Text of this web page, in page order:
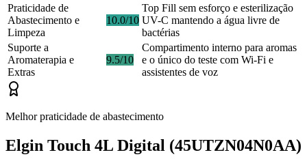
Praticidade de
Abastecimento e
Limpeza
10.0/10
Top Fill sem esforço e esterilização
UV-C mantendo a água livre de
bactérias
Suporte a
Aromaterapia e
Extras
9.5/10
Compartimento interno para aromas
e o único do teste com Wi-Fi e
assistentes de voz
Melhor praticidade de abastecimento
Elgin Touch 4L Digital (45UTZN04N0AA)